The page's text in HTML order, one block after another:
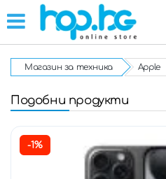
Магазин за техника Apple
Подобни продукти
-1%